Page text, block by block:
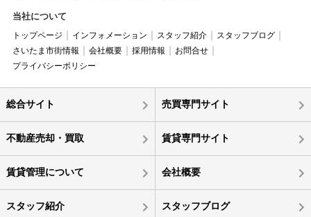
当社について
トップページ インフォメーション スタッフ紹介
スタッフブログ
さいたま市街情報
会社概要 採用情報
お問合せ
プライバシーポリシー
総合サイト 売買専門サイト
不動産売却・買取 賃貸専門サイト
賃貸管理について 会社概要
スタッフ紹介 スタッフブログ